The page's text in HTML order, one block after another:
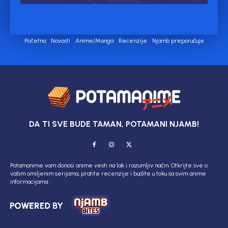
Početna Novosti Anime/Manga Recenzije Njamb preporučuje
DA TI SVE BUDE TAMAN, POTAMANI NJAMB!
Potamanime vam donosi anime vesti na lak i razumljiv način. Otkrijte sve o
vašim omiljenim serijama, pratite recenzije i budite u toku sa svim anime
informacijama.